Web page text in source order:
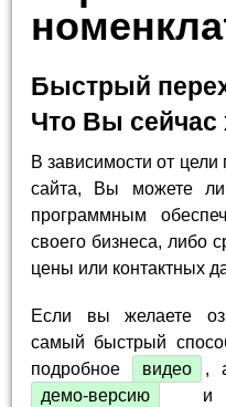
Быстрый
Что Вы сейчас
В зависимости от
сайта, Вы можете
программным
своего бизнеса, либо
цены или контактных
Если вы желаете
самый быстрый
подробное
видео
,
демо-версию
и